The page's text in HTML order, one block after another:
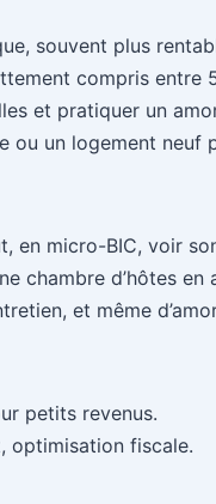
souvent plus
compris entre
et pratiquer un
ou un logement neuf
en micro-BIC, voir
chambre d’hôtes en
et même
petits revenus.
optimisation fiscale.